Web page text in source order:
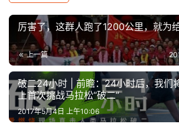
厉害了，这群人跑了1200公里，就为
上一篇
破二24小时 | 前瞻：24小时后，我们
上首次挑战马拉松“破二”
2017年5月4日 上午10:06